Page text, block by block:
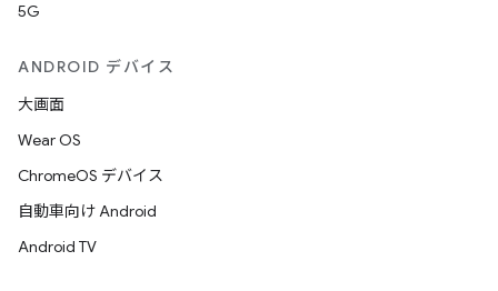
5G
ANDROID デバイス
大画面
Wear OS
ChromeOS デバイス
自動車向け Android
Android TV